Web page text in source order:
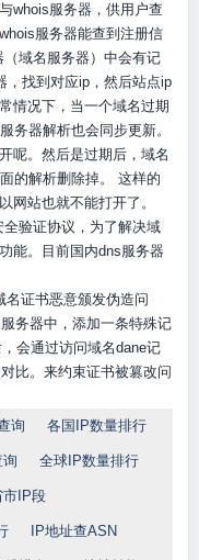
whois服务器，供用户查
服务器能查到注册信
域名服务器）中会有记
，找到对应ip，然后站点ip
情况下，当一个域名过期
务器解析也会同步更新。
呢。然后是过期后，域名
的解析删除掉。 这样的
网站也就不能打开了。
验证协议，为了解决域
能。目前国内dns服务器
证书恶意颁发伪造问
务器中，添加一条特殊记
会通过访问域名dane记
比。来约束证书被篡改问
询 各国IP数量排行
全球IP数量排行
市IP段
IP地址查ASN